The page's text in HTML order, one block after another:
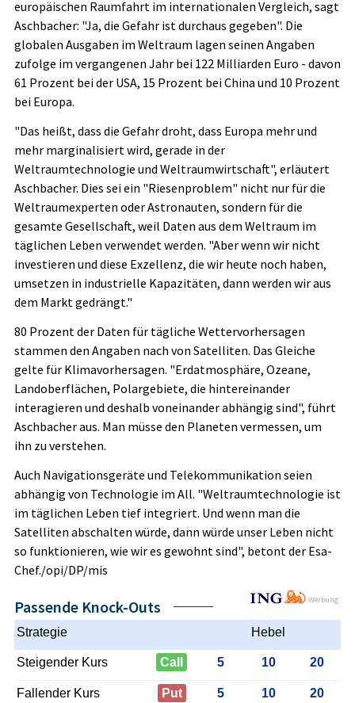
europäischen Raumfahrt im internationalen Vergleich, sagt
Aschbacher: "Ja, die Gefahr ist durchaus gegeben". Die
globalen Ausgaben im Weltraum lagen seinen Angaben
zufolge im vergangenen Jahr bei 122 Milliarden Euro - davon
61 Prozent bei der USA, 15 Prozent bei China und 10 Prozent
bei Europa.
"Das heißt, dass die Gefahr droht, dass Europa mehr und
mehr marginalisiert wird, gerade in der
Weltraumtechnologie und Weltraumwirtschaft", erläutert
Aschbacher. Dies sei ein "Riesenproblem" nicht nur für die
Weltraumexperten oder Astronauten, sondern für die
gesamte Gesellschaft, weil Daten aus dem Weltraum im
täglichen Leben verwendet werden. "Aber wenn wir nicht
investieren und diese Exzellenz, die wir heute noch haben,
umsetzen in industrielle Kapazitäten, dann werden wir aus
dem Markt gedrängt."
80 Prozent der Daten für tägliche Wettervorhersagen
stammen den Angaben nach von Satelliten. Das Gleiche
gelte für Klimavorhersagen. "Erdatmosphäre, Ozeane,
Landoberflächen, Polargebiete, die hintereinander
interagieren und deshalb voneinander abhängig sind", führt
Aschbacher aus. Man müsse den Planeten vermessen, um
ihn zu verstehen.
Auch Navigationsgeräte und Telekommunikation seien
abhängig von Technologie im All. "Weltraumtechnologie ist
im täglichen Leben tief integriert. Und wenn man die
Satelliten abschalten würde, dann würde unser Leben nicht
so funktionieren, wie wir es gewohnt sind", betont der Esa-
Chef./opi/DP/mis
Werbung
Passende Knock-Outs
Strategie Hebel
Steigender Kurs Call 5 10 20
Fallender Kurs Put 5 10 20